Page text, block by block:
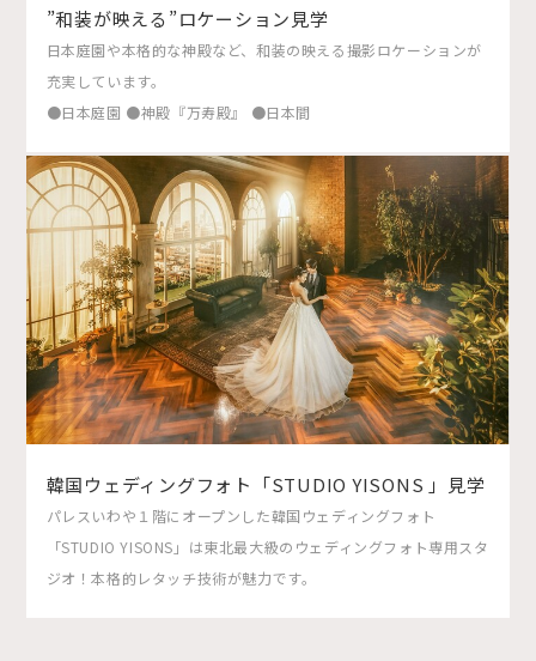
”和装が映える”ロケーション見学
日本庭園や本格的な神殿など、和装の映える撮影ロケーションが
充実しています。
●日本庭園 ●神殿『万寿殿』 ●日本間
韓国ウェディングフォト「STUDIO YISONS 」見学
パレスいわや１階にオープンした韓国ウェディングフォト
「STUDIO YISONS」は東北最大級のウェディングフォト専用スタ
ジオ！本格的レタッチ技術が魅力です。